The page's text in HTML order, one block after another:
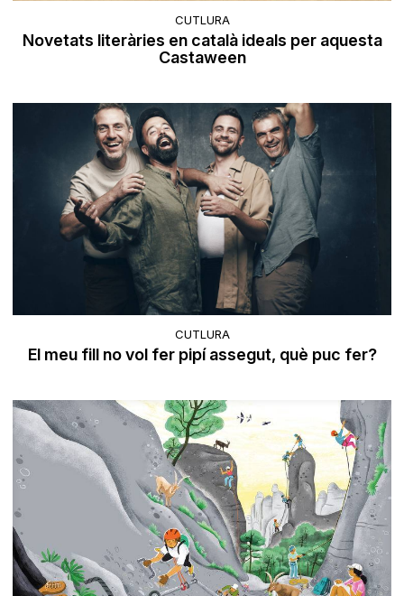
CUTLURA
Novetats literàries en català ideals per aquesta
Castaween
CUTLURA
El meu fill no vol fer pipí assegut, què puc fer?